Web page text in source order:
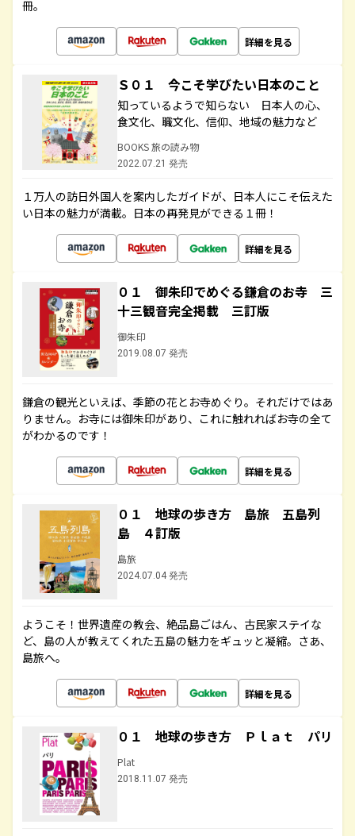
冊。
詳細を見る
Ｓ０１ 今こそ学びたい日本のこと
知っているようで知らない 日本人の心、
食文化、職文化、信仰、地域の魅力など
BOOKS 旅の読み物
2022.07.21 発売
１万人の訪日外国人を案内したガイドが、日本人にこそ伝えた
い日本の魅力が満載。日本の再発見ができる１冊！
詳細を見る
０１ 御朱印でめぐる鎌倉のお寺 三
十三観音完全掲載 三訂版
御朱印
2019.08.07 発売
鎌倉の観光といえば、季節の花とお寺めぐり。それだけではあ
りません。お寺には御朱印があり、これに触れればお寺の全て
がわかるのです！
詳細を見る
０１ 地球の歩き方 島旅 五島列
島 ４訂版
島旅
2024.07.04 発売
ようこそ！世界遺産の教会、絶品島ごはん、古民家ステイな
ど、島の人が教えてくれた五島の魅力をギュッと凝縮。さあ、
島旅へ。
詳細を見る
０１ 地球の歩き方 Ｐｌａｔ パリ
Plat
2018.11.07 発売